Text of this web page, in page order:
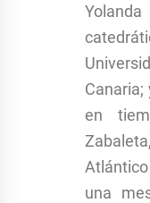
en
una